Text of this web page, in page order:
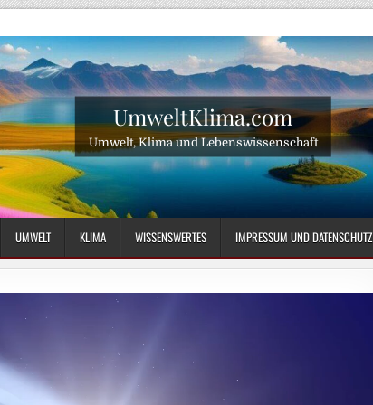
UmweltKlima.com
Umwelt, Klima und Lebenswissenschaft
UMWELT KLIMA WISSENSWERTES IMPRESSUM UND DATENSCHUTZ